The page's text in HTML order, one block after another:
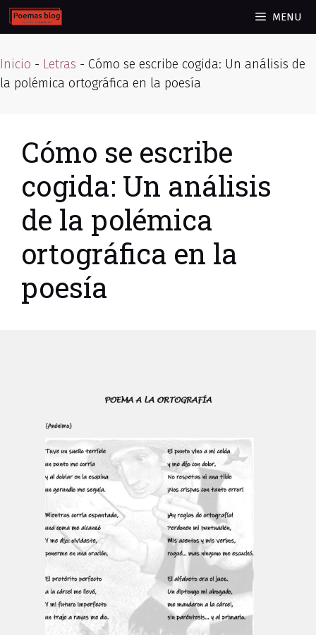
Skip
to
MENU
Inicio - Letras - Cómo se escribe cogida: Un análisis de
la polémica ortográfica en la poesía
Cómo se escribe
cogida: Un análisis
de la polémica
ortográfica en la
poesía